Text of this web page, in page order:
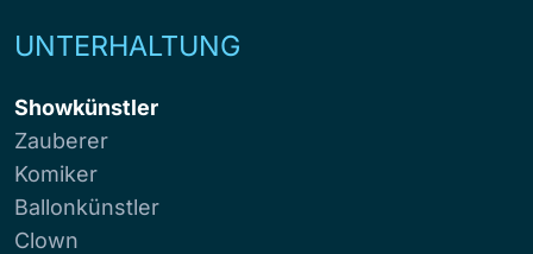
UNTERHALTUNG
Showkünstler
Zauberer
Komiker
Ballonkünstler
Clown